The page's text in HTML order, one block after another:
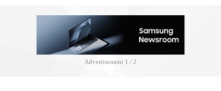
Advertisement 2 / 2